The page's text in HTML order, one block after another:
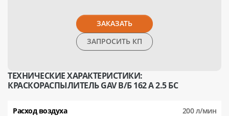
ЗАКАЗАТЬ
ЗАПРОСИТЬ КП
ТЕХНИЧЕСКИЕ ХАРАКТЕРИСТИКИ:
КРАСКОРАСПЫЛИТЕЛЬ GAV В/Б 162 А 2.5 БС
Расход воздуха 200 л/мин